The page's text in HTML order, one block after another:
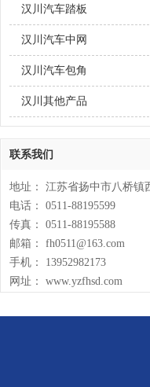
汉川汽车踏板
汉川汽车中网
汉川汽车包角
汉川其他产品
联系我们
地址： 江苏省扬中市八桥镇
电话： 0511-88195599
传真： 0511-88195588
邮箱： fh0511@163.com
手机： 13952982173
网址： www.yzfhsd.com